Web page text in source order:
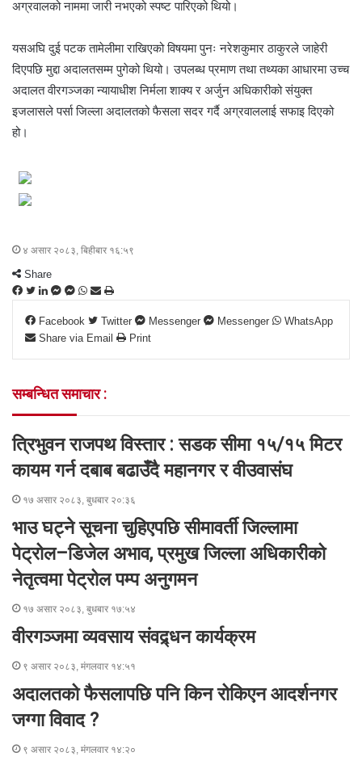
अग्रवालको नाममा जारी नभएको स्पष्ट पारिएको थियो।
यसअघि दुई पटक तामेलीमा राखिएको विषयमा पुनः नरेशकुमार ठाकुरले जाहेरी
दिएपछि मुद्दा अदालतसम्म पुगेको थियो। उपलब्ध प्रमाण तथा तथ्यका आधारमा उच्च
अदालत वीरगञ्जका न्यायाधीश निर्मला शाक्य र अर्जुन अधिकारीको संयुक्त
इजलासले पर्सा जिल्ला अदालतको फैसला सदर गर्दै अग्रवाललाई सफाइ दिएको
हो।
४ असार २०८३, बिहीबार १६:५९
Share
F
c
e
b
o
T
i
t
t
r
L
n
k
e
I
M
s
s
e
g
M
s
s
e
g
W
a
t
s
p
S
a
r
e
i
m
i
l
i
n
t
Facebook Twitter Messenger Messenger
WhatsApp
Share via Email
Print
सम्बन्धित समाचार :
त्रिभुवन राजपथ विस्तार : सडक सीमा १५/१५ मिटर
कायम गर्न दबाब बढाउँदै महानगर र वीउवासंघ
१७ असार २०८३, बुधबार २०:३६
भाउ घट्ने सूचना चुहिएपछि सीमावर्ती जिल्लामा
पेट्रोल–डिजेल अभाव, प्रमुख जिल्ला अधिकारीको
नेतृत्वमा पेट्रोल पम्प अनुगमन
१७ असार २०८३, बुधबार १७:५४
वीरगञ्जमा व्यवसाय संवद्र्धन कार्यक्रम
९ असार २०८३, मंगलवार १४:५१
अदालतको फैसलापछि पनि किन रोकिएन आदर्शनगर
जग्गा विवाद ?
९ असार २०८३, मंगलवार १४:२०